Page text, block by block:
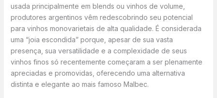
usada principalmente em blends ou vinhos de volume,
produtores argentinos vêm redescobrindo seu potencial
para vinhos monovarietais de alta qualidade. É considerada
uma “joia escondida” porque, apesar de sua vasta
presença, sua versatilidade e a complexidade de seus
vinhos finos só recentemente começaram a ser plenamente
apreciadas e promovidas, oferecendo uma alternativa
distinta e elegante ao mais famoso Malbec.